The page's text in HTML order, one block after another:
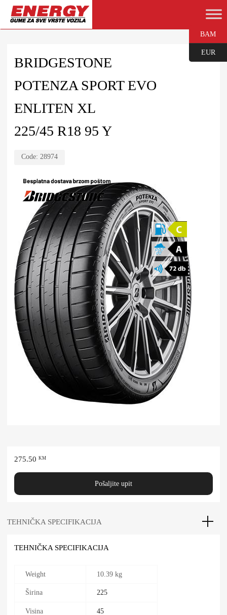
BRIDGESTONE
POTENZA SPORT EVO
ENLITEN XL
225/45 R18 95 Y
Code: 28974
275.50 KM
Pošaljite upit
TEHNIČKA SPECIFIKACIJA
TEHNIČKA SPECIFIKACIJA
Weight 10.39 kg
Širina 225
Visina 45
BAM
EUR